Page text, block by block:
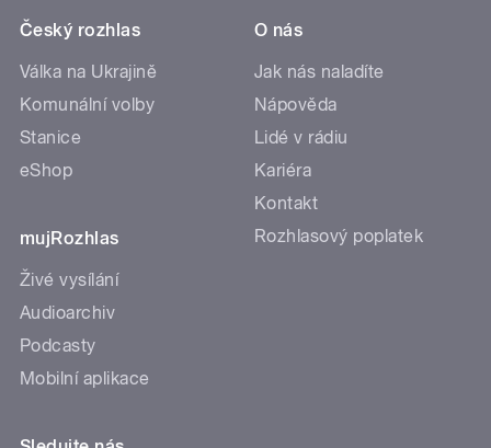
Český rozhlas
Válka na Ukrajině
Komunální volby
Stanice
eShop
mujRozhlas
Živé vysílání
Audioarchiv
Podcasty
Mobilní aplikace
O nás
Jak nás naladíte
Nápověda
Lidé v rádiu
Kariéra
Kontakt
Rozhlasový poplatek